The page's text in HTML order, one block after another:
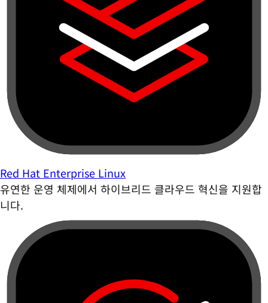
Red Hat Enterprise Linux
유연한 운영 체제에서 하이브리드 클라우드 혁신을 지원합
니다.